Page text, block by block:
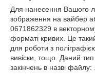
Для нанесення Вашого
зображення на вайбер
0671862329 в
форматі кривих. Це
для роботи з
вивіски, тощо. Даний
закінчень в назві